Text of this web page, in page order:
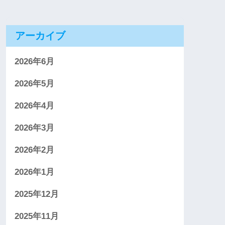
アーカイブ
2026年6月
2026年5月
2026年4月
2026年3月
2026年2月
2026年1月
2025年12月
2025年11月